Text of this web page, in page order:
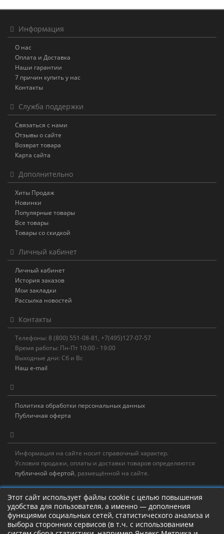
Информация
О нас
Оплата и Доставка
Наши гарантии
7 причин купить у нас
Контакты
Служба поддержки
Связаться с нами
Отзывы о сайте
Возврат товара
Карта сайта
Дополнительно
Хиты Продаж
Новинки
Популярные товары
Все товары
Товары со скидкой
Личный кабинет
Личный кабинет
История заказов
Мои закладки
Рассылка новостей
Контакты
Телефоны: 8 (800) 551-08-81, +7(495)127-07-57
Время работы: Пн-Пт 10:00 - 19:00
Выходные дни: Сб и Вс
Наш e-mail
Политика обработки персональных данных
Публичная оферта
Информация на сайте носит справочный характер.
Условия продажи, оплаты и доставки товаров определяются
публичной офертой, размещённой на сайте.
Новостная рассылка
Новости, акции, распродажи и полезные советы!
Этот сайт использует файлы cookie с целью повышения
удобства для пользователя, а именно — дополнения
функциями социальных сетей, статистического анализа и
выбора сторонних сервисов (в т.ч. с использованием